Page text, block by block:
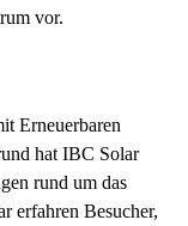
vor.
Erneuerbaren
hat IBC Solar
rund um das
erfahren Besucher,